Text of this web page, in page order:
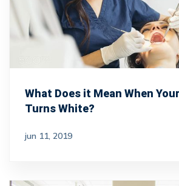
What Does it Mean When
Turns White?
jun 11, 2019